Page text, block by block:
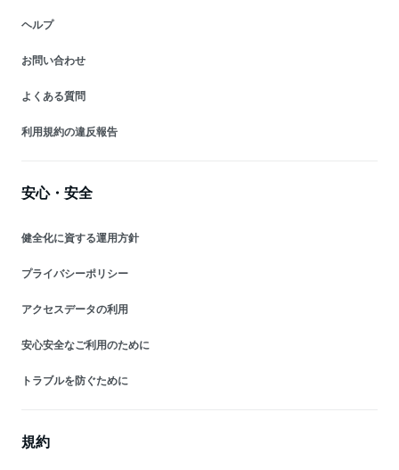
ヘルプ
お問い合わせ
よくある質問
利用規約の違反報告
安心・安全
健全化に資する運用方針
プライバシーポリシー
アクセスデータの利用
安心安全なご利用のために
トラブルを防ぐために
規約